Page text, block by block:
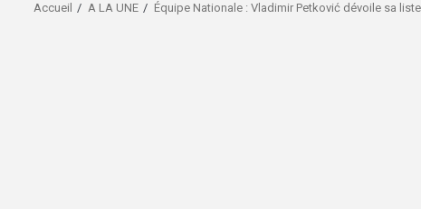
Accueil A LA UNE Équipe Nationale : Vladimir Petković dévoile sa